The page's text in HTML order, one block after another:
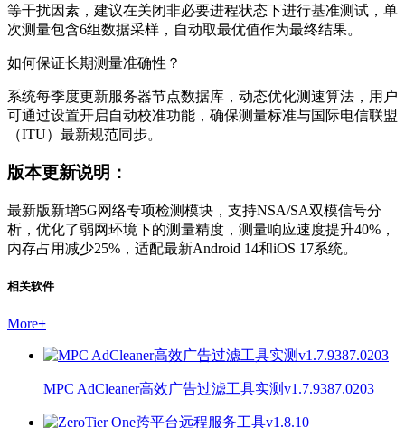
等干扰因素，建议在关闭非必要进程状态下进行基准测试，单
次测量包含6组数据采样，自动取最优值作为最终结果。
如何保证长期测量准确性？
系统每季度更新服务器节点数据库，动态优化测速算法，用户
可通过设置开启自动校准功能，确保测量标准与国际电信联盟
（ITU）最新规范同步。
版本更新说明：
最新版新增5G网络专项检测模块，支持NSA/SA双模信号分
析，优化了弱网环境下的测量精度，测量响应速度提升40%，
内存占用减少25%，适配最新Android 14和iOS 17系统。
相关软件
More+
MPC AdCleaner高效广告过滤工具实测v1.7.9387.0203